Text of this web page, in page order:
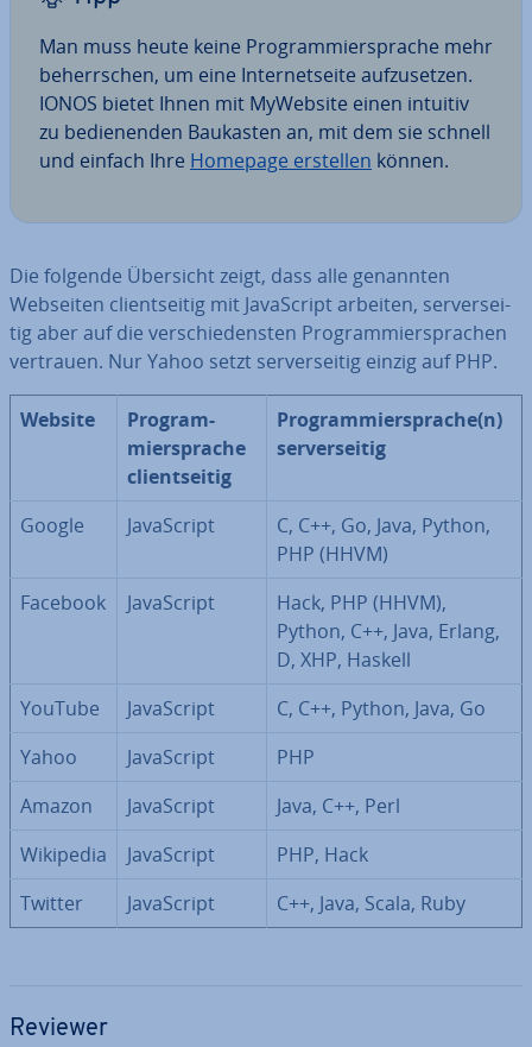
Man muss heute keine Pro­gram­mier­spra­che mehr
be­herr­schen, um eine In­ter­net­sei­te auf­zu­set­zen.
IONOS bietet Ihnen mit MyWebsite einen intuitiv
zu be­die­nen­den Baukasten an, mit dem sie schnell
und einfach Ihre Homepage erstellen können.
Die folgende Übersicht zeigt, dass alle genannten
Webseiten cli­ent­sei­tig mit Ja­va­Script arbeiten, ser­ver­sei­
tig aber auf die ver­schie­dens­ten Pro­gram­mier­spra­chen
vertrauen. Nur Yahoo setzt ser­ver­sei­tig einzig auf PHP.
Website
Pro­gram­
mier­spra­che
cli­ent­sei­tig
Pro­gram­mier­spra­che(n)
ser­ver­sei­tig
Google Ja­va­Script
C, C++, Go, Java, Python,
PHP (HHVM)
Facebook
Ja­va­Script
Hack, PHP (HHVM),
Python, C++, Java, Erlang,
D, XHP, Haskell
YouTube
Ja­va­Script
C, C++, Python, Java, Go
Yahoo
Ja­va­Script
PHP
Amazon
Ja­va­Script
Java, C++, Perl
Wikipedia
Ja­va­Script
PHP, Hack
Twitter
Ja­va­Script C++, Java, Scala, Ruby
Reviewer